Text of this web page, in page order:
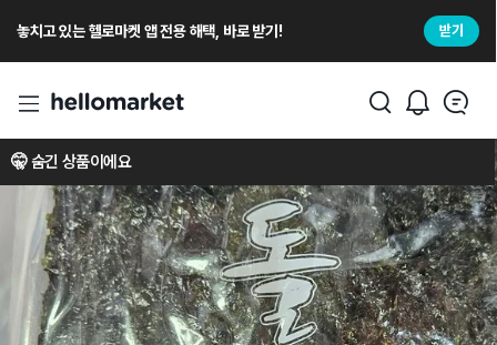
놓치고 있는 헬로마켓 앱 전용 해택, 바로 받기! 받기
🤫 숨긴 상품이에요